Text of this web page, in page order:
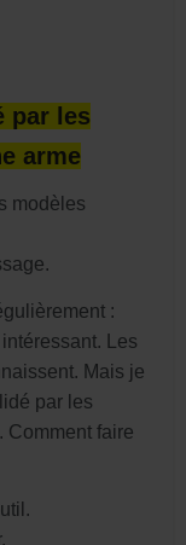
par les
arme
modèles
:
Les
Mais je
par les
Comment faire